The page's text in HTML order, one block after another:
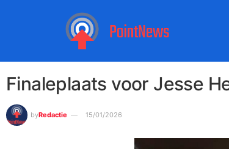
Finaleplaats voor Jesse
byRedactie 15/01/2026